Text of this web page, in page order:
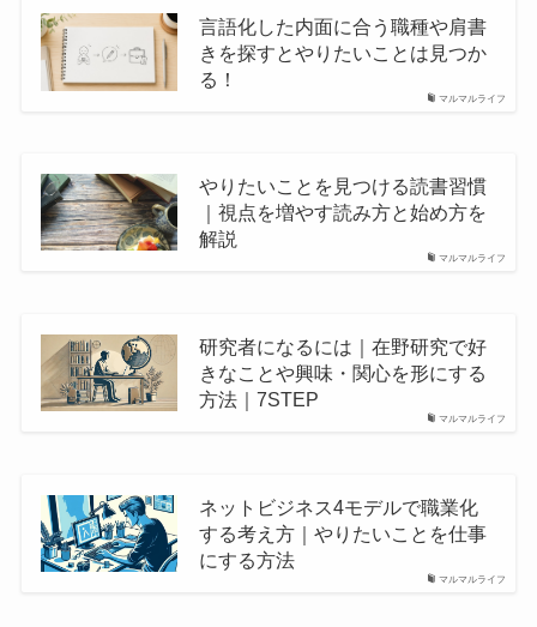
マルマルライフ
言語化した内面に合う職種や肩書
きを探すとやりたいことは見つか
る！
マルマルライフ
やりたいことを見つける読書習慣
｜視点を増やす読み方と始め方を
解説
マルマルライフ
研究者になるには｜在野研究で好
きなことや興味・関心を形にする
方法｜7STEP
マルマルライフ
ネットビジネス4モデルで職業化
する考え方｜やりたいことを仕事
にする方法